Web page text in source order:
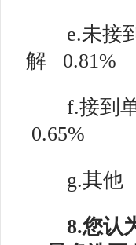
e.未接到
解
0.81%
f.接到单
0.65%
g.其他
8.您认为